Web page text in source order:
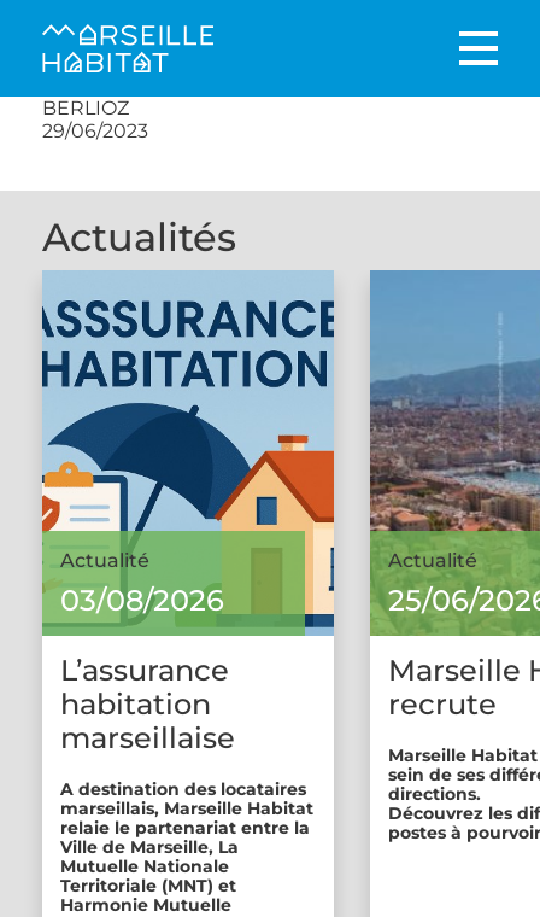
BERLIOZ
29/06/2023
Actualités
Actualité
03/08/2026
L’assurance
habitation
marseillaise
A destination des locataires
marseillais, Marseille Habitat
relaie le partenariat entre la
Ville de Marseille, La
Mutuelle Nationale
Territoriale (MNT) et
Harmonie Mutuelle
Actualité
25/06/
Marseille
recrute
Marseille
sein de ses
directions.
Découvrez les
postes à